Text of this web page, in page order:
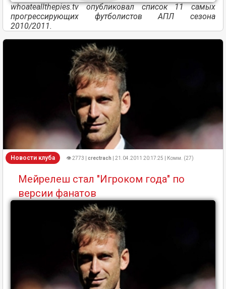
whoateallthepies.tv опубликовал список 11 самых
прогрессирующих футболистов АПЛ сезона
2010/2011.
Новости клуба 👁 2773 | crectrach | 21.04.2011 20:17:25 | Комм. (27)
Мейрелеш стал "Игроком года" по
версии фанатов